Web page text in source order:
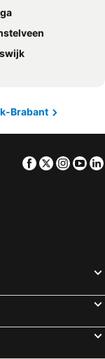
Brabant
Facebook
Twitter